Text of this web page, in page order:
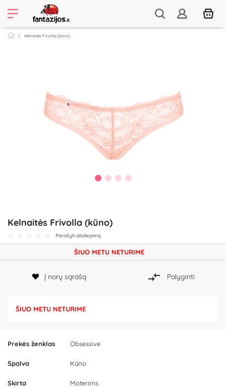
Kelnaitės Frivolla (kūno)
Kelnaitės Frivolla (kūno)
Parašyti atsiliepimą
Prekės ženklas Obsessive
Spalva Kūno
Skirta Moterims
ŠIUO METU NETURIME
Į norų sąrašą Palyginti
ŠIUO METU NETURIME